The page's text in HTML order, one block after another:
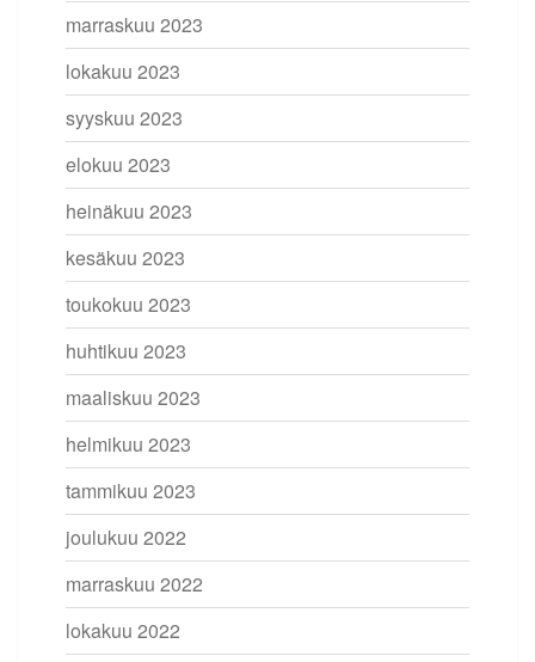
marraskuu 2023
lokakuu 2023
syyskuu 2023
elokuu 2023
heinäkuu 2023
kesäkuu 2023
toukokuu 2023
huhtikuu 2023
maaliskuu 2023
helmikuu 2023
tammikuu 2023
joulukuu 2022
marraskuu 2022
lokakuu 2022